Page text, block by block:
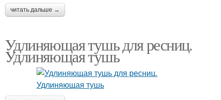
читать дальше →
Удлиняющая тушь для ресниц.
Удлиняющая тушь